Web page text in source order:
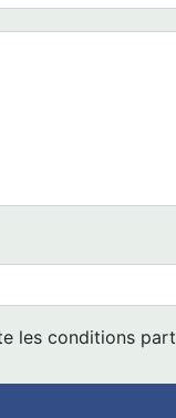
les conditions